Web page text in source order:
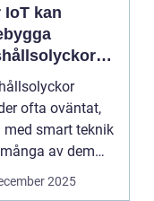
IoT kan
de inträffar
ofta oväntat,
med smart teknik
av dem
2025